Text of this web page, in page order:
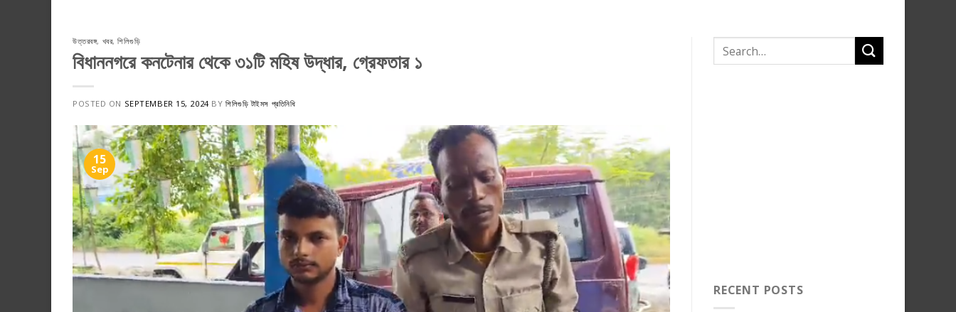
উত্তরবঙ্গ, খবর,শিলিগুড়ি
বিধাননগরে কনটেনার থেকে ৩১টি মহিষ উদ্ধার, গ্রেফতার ১
POSTED ON SEPTEMBER 15, 2024BY শিলিগুড়ি টাইমস প্রতিনিধি
15
Sep
RECENT POSTS